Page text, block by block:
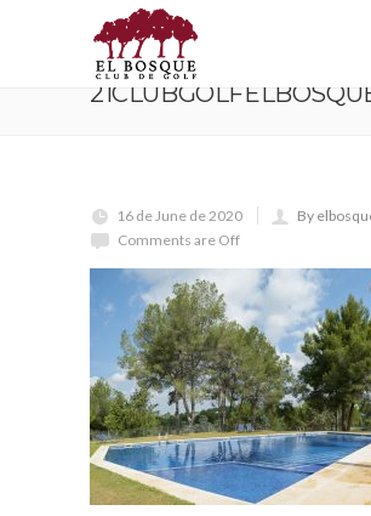
Home 21ClubGolfElBosque
16 de June de 2020
By
Comments are Off